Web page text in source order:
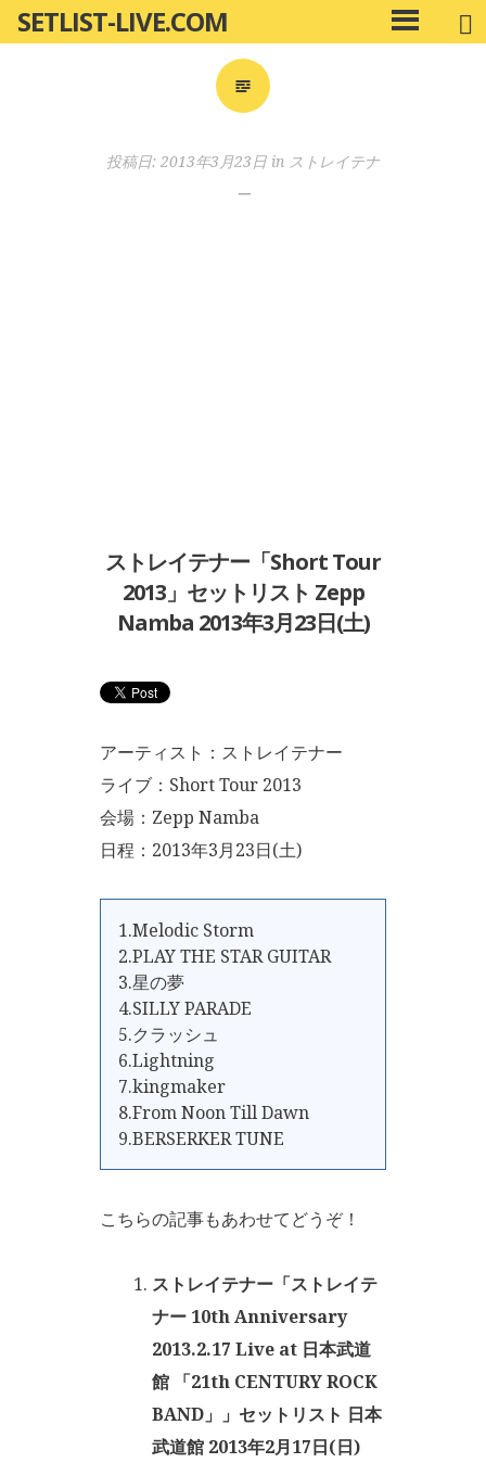
ン
SETLIST-LIVE.COM
メ
イ
投稿日: 2013年3月23日 in ストレイテナ
ー
ストレイテナー「Short Tour
2013」セットリスト Zepp
Namba 2013年3月23日(土)
アーティスト：ストレイテナー
ライブ：Short Tour 2013
会場：Zepp Namba
日程：2013年3月23日(土)
1.Melodic Storm
2.PLAY THE STAR GUITAR
3.星の夢
4.SILLY PARADE
5.クラッシュ
6.Lightning
7.kingmaker
8.From Noon Till Dawn
9.BERSERKER TUNE
こちらの記事もあわせてどうぞ！
ストレイテナー「ストレイテ
ナー 10th Anniversary
2013.2.17 Live at 日本武道
館 「21th CENTURY ROCK
BAND」」セットリスト 日本
武道館 2013年2月17日(日)